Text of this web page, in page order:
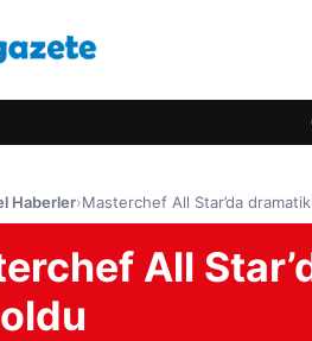
Haberler›Masterchef All Star’da
All